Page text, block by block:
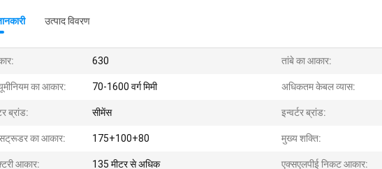
उत्पाद विवरण
630 तांबे का आकार:
का आकार: 70-1600 वर्ग मिमी अधिकतम केबल व्यास:
ब्रांड: सीमेंस इन्वर्टर ब्रांड:
का आकार: 175+100+80 मुख्य शक्ति:
आकार: 135 मीटर से अधिक एक्सएलपीई निकट आकार: